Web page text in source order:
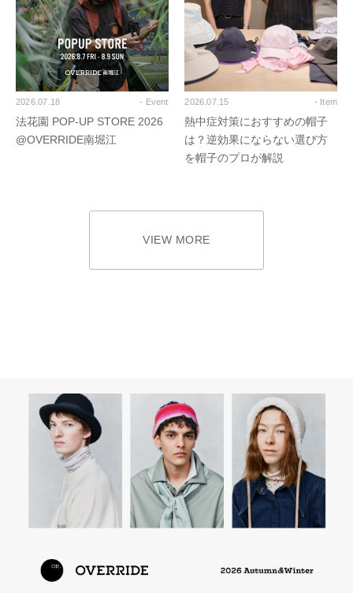
2026.07.18 - Event
法花園 POP-UP STORE 2026
@OVERRIDE南堀江
2026.07.15 - Item
熱中症対策におすすめの帽子
は？逆効果にならない選び方
を帽子のプロが解説
VIEW MORE